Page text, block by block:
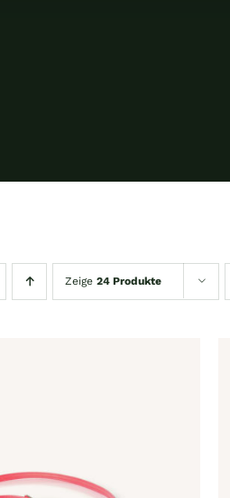
Zeige 24 Produkte